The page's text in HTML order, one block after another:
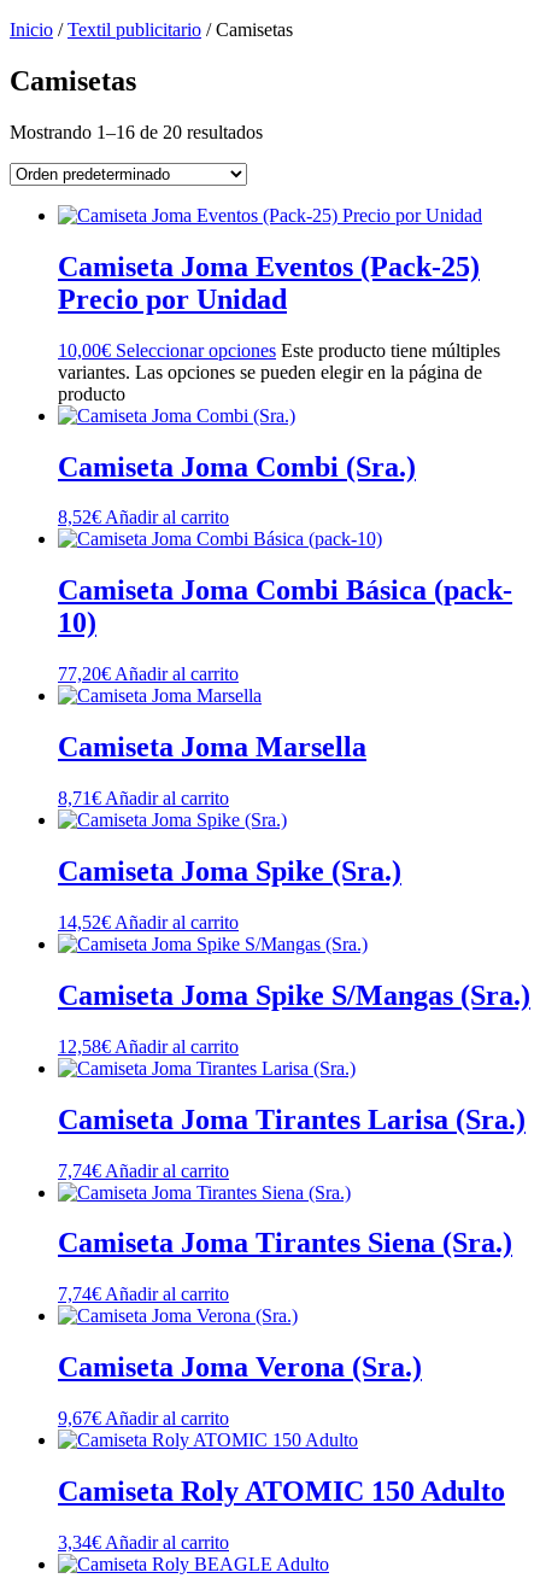
Inicio /Textil publicitario / Camisetas
Camisetas
Mostrando 1–16 de 20 resultados
Camiseta Joma Eventos (Pack-25)
Precio por Unidad
10,00€ Seleccionar opciones Este producto tiene múltiples
variantes. Las opciones se pueden elegir en la página de
producto
Camiseta Joma Combi (Sra.)
8,52€Añadir al carrito
Camiseta Joma Combi Básica (pack-
10)
77,20€ Añadir al carrito
Camiseta Joma Marsella
8,71€ Añadir al carrito
Camiseta Joma Spike (Sra.)
14,52€ Añadir al carrito
Camiseta Joma Spike S/Mangas (Sra.)
12,58€ Añadir al carrito
Camiseta Joma Tirantes Larisa (Sra.)
7,74€ Añadir al carrito
Camiseta Joma Tirantes Siena (Sra.)
7,74€ Añadir al carrito
Camiseta Joma Verona (Sra.)
9,67€ Añadir al carrito
Camiseta Roly ATOMIC 150 Adulto
3,34€ Añadir al carrito